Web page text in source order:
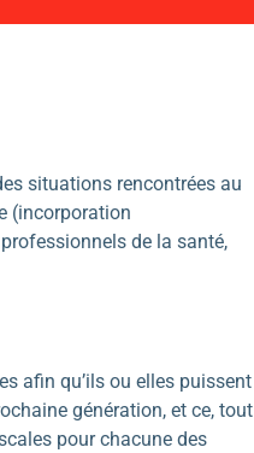
situations rencontrées au
(incorporation
de la santé,
afin qu’ils ou elles puissent
génération, et ce, tout
pour chacune des